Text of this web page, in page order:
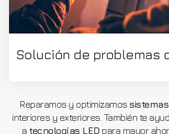
Solución de problemas
Reparamos y optimizamos
interiores y exteriores. También te
a tecnologías LED para mayor